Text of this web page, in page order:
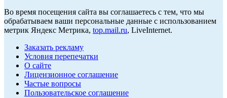
Во время посещения сайта вы соглашаетесь с тем, что мы
обрабатываем ваши персональные данные с использованием
метрик Яндекс Метрика, top.mail.ru, LiveInternet.
Заказать рекламу
Условия перепечатки
О сайте
Лицензионное соглашение
Частые вопросы
Пользовательское соглашение